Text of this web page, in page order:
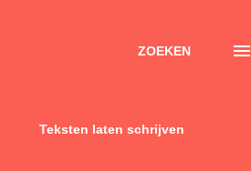
ZOEKEN
Teksten laten schrijven